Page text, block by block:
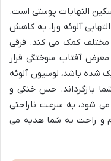
التهابات پوستی است.
آلوئه ورا، به کاهش
کمک می کند. فرقی
آفتاب سوختگی قرار
شده باشد، لوسیون آلوئه
بازگرداند. حس خنکی و
شود، به سرعت ناراحتی
و راحت به شما هدیه می